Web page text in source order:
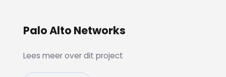
Palo Alto Networks
Lees meer over dit project